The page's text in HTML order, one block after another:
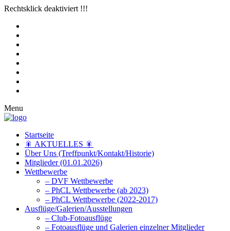
Rechtsklick deaktiviert !!!
Menu
Startseite
🎇 AKTUELLES 🎇
Über Uns (Treffpunkt/Kontakt/Historie)
Mitglieder (01.01.2026)
Wettbewerbe
– DVF Wettbewerbe
– PhCL Wettbewerbe (ab 2023)
– PhCL Wettbewerbe (2022-2017)
Ausflüge/Galerien/Ausstellungen
– Club-Fotoausflüge
– Fotoausflüge und Galerien einzelner Mitglieder